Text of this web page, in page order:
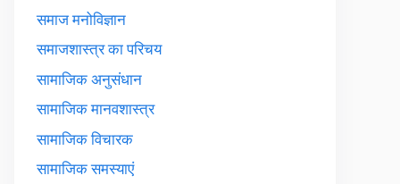
समाज मनोविज्ञान
समाजशास्त्र का परिचय
सामाजिक अनुसंधान
सामाजिक मानवशास्त्र
सामाजिक विचारक
सामाजिक समस्याएं